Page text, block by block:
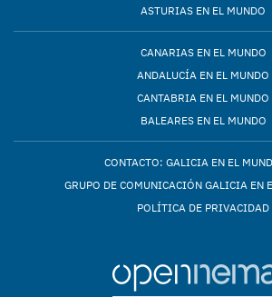
ASTURIAS EN EL MUNDO
CANARIAS EN EL MUNDO
ANDALUCÍA EN EL MUNDO
CANTABRIA EN EL MUNDO
BALEARES EN EL MUNDO
CONTACTO: GALICIA EN EL
GRUPO DE COMUNICACIÓN GALICIA EN
POLÍTICA DE PRIVACIDAD